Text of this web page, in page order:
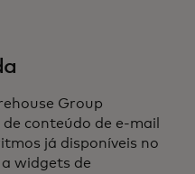
Group
conteúdo de e-mail
já disponíveis no
widgets de